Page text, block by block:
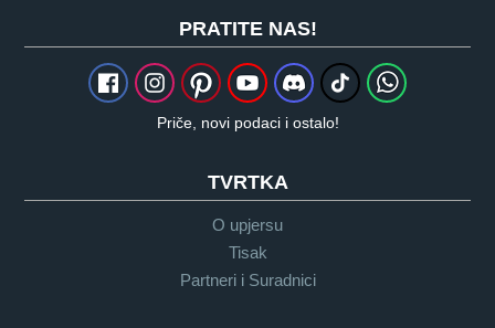
PRATITE NAS!
Priče, novi podaci i ostalo!
TVRTKA
O upjersu
Tisak
Partneri i Suradnici